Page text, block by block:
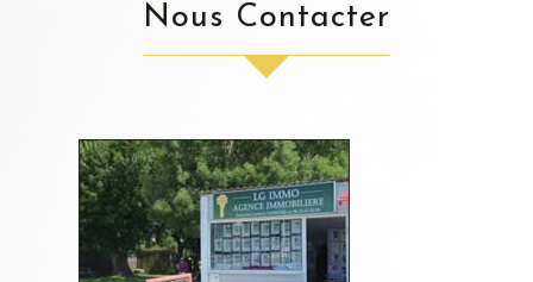
Nous Contacter